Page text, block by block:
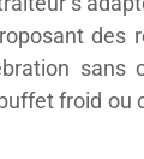
des
sans
froid ou